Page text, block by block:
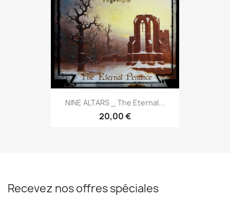
NINE ALTARS _ The Eternal...
20,00 €
Recevez nos offres spéciales